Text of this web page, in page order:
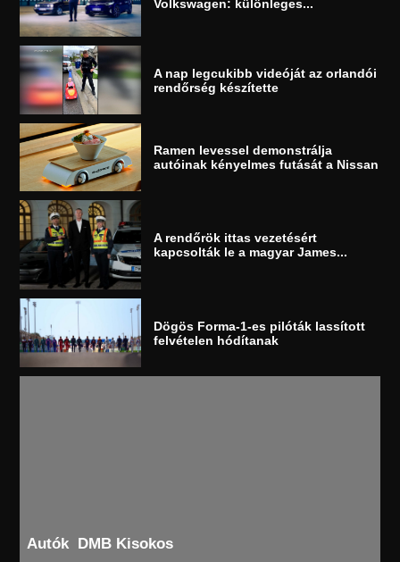
Volkswagen: különleges...
A nap legcukibb videóját az orlandói
rendőrség készítette
Ramen levessel demonstrálja
autóinak kényelmes futását a Nissan
A rendőrök ittas vezetésért
kapcsolták le a magyar James...
Dögös Forma-1-es pilóták lassított
felvételen hódítanak
Autók DMB Kisokos